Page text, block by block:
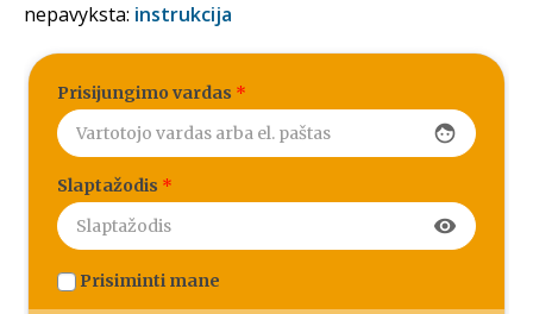
nepavyksta: instrukcija
Prisijungimo vardas *
face
Slaptažodis *
visibility
Prisiminti mane